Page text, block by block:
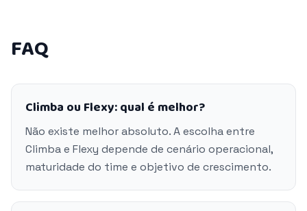
FAQ
Climba ou Flexy: qual é melhor?
Não existe melhor absoluto. A escolha entre
Climba e Flexy depende de cenário operacional,
maturidade do time e objetivo de crescimento.